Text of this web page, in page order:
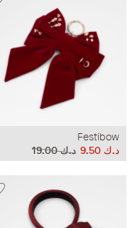
Festibow
د.ك‏ 19.00
د.ك‏ 9.50